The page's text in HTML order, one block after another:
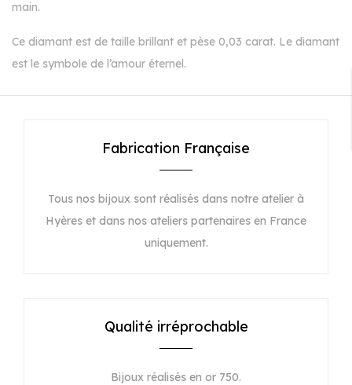
main.
Ce diamant est de taille brillant et pèse 0,03 carat. Le diamant
est le symbole de l’amour éternel.
Fabrication Française
Tous nos bijoux sont réalisés dans notre atelier à
Hyères et dans nos ateliers partenaires en France
uniquement.
Qualité irréprochable
Bijoux réalisés en or 750.